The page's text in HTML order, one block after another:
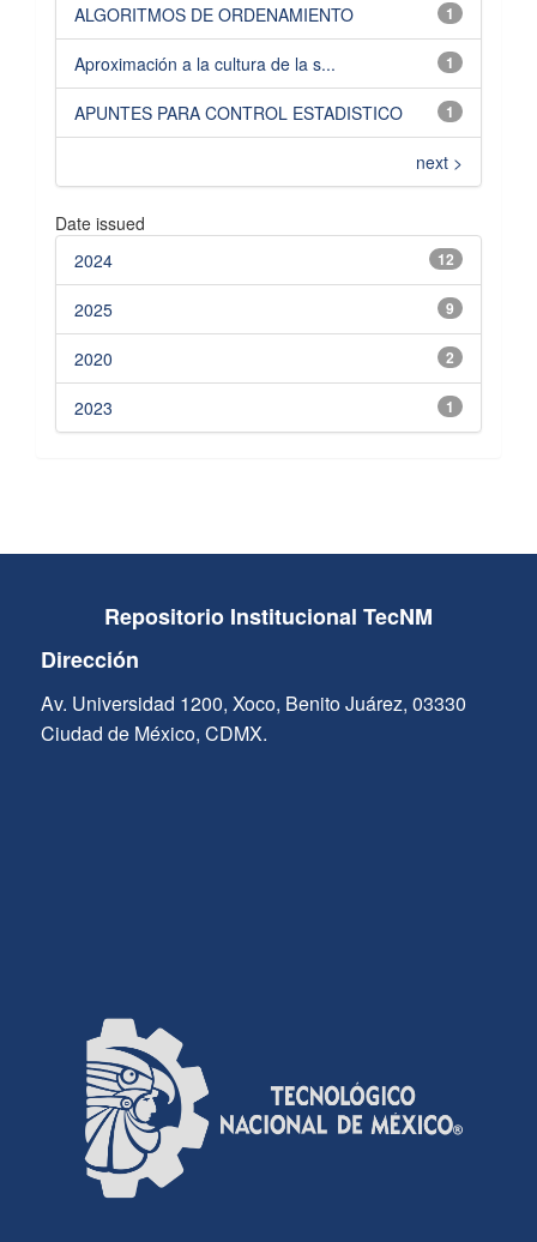
1
ALGORITMOS DE ORDENAMIENTO
1
Aproximación a la cultura de la s...
1
APUNTES PARA CONTROL ESTADISTICO
next >
Date issued
12
2024
9
2025
2
2020
1
2023
Repositorio Institucional TecNM
Dirección
Av. Universidad 1200, Xoco, Benito Juárez, 03330
Ciudad de México, CDMX.